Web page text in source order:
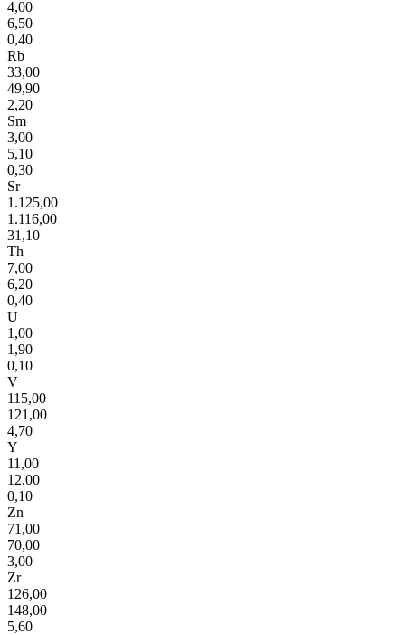
4,00
6,50
0,40
Rb
33,00
49,90
2,20
Sm
3,00
5,10
0,30
Sr
1.125,00
1.116,00
31,10
Th
7,00
6,20
0,40
U
1,00
1,90
0,10
V
115,00
121,00
4,70
Y
11,00
12,00
0,10
Zn
71,00
70,00
3,00
Zr
126,00
148,00
5,60